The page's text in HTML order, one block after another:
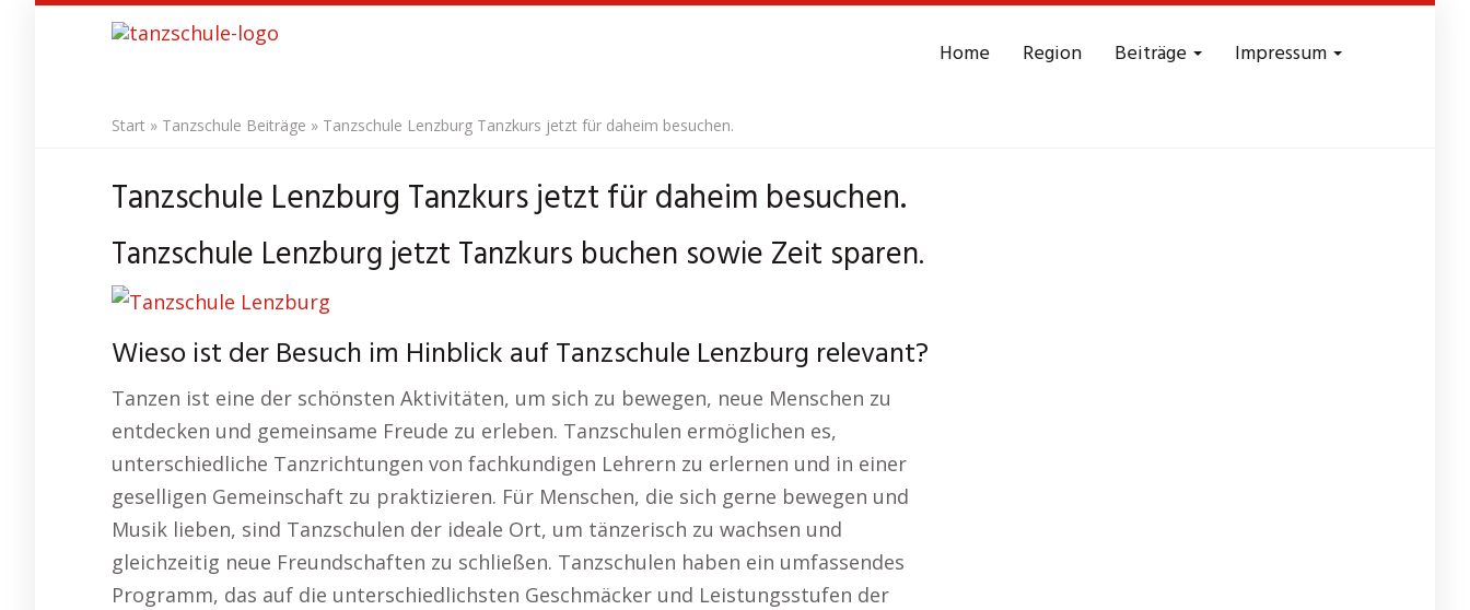
Home Region Beiträge Impressum
Start » Tanzschule Beiträge » Tanzschule Lenzburg Tanzkurs jetzt für daheim besuchen.
Tanzschule Lenzburg Tanzkurs jetzt für daheim besuchen.
Tanzschule Lenzburg jetzt Tanzkurs buchen sowie Zeit sparen.
Wieso ist der Besuch im Hinblick auf Tanzschule Lenzburg relevant?
Tanzen ist eine der schönsten Aktivitäten, um sich zu bewegen, neue Menschen zu
entdecken und gemeinsame Freude zu erleben. Tanzschulen ermöglichen es,
unterschiedliche Tanzrichtungen von fachkundigen Lehrern zu erlernen und in einer
geselligen Gemeinschaft zu praktizieren. Für Menschen, die sich gerne bewegen und
Musik lieben, sind Tanzschulen der ideale Ort, um tänzerisch zu wachsen und
gleichzeitig neue Freundschaften zu schließen. Tanzschulen haben ein umfassendes
Programm, das auf die unterschiedlichsten Geschmäcker und Leistungsstufen der